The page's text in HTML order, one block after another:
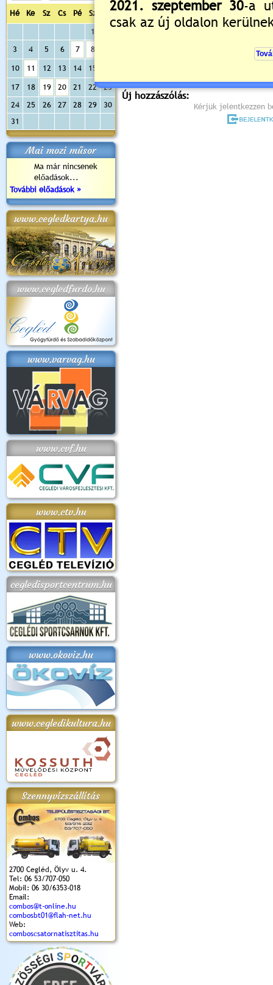
Hé Ke Sz Cs Pé Sz
Va
1
3
4 5 6 7 8
10 11 12 13 14 15
17 18 19 20 21 22
23
24
25 26 27 28 29
30
31
Mai mozi műsor
Ma már nincsenek
előadások...
További előadások »
www.cegledkartya.hu
www.cegledfurdo.hu
www.varvag.hu
www.cvf.hu
www.ctv.hu
cegledisportcentrum.hu
www.okoviz.hu
www.cegledikultura.hu
Szennyvízszállítás
2700 Cegléd, Ölyv u. 4.
Tel: 06 53/707-050
Mobil: 06 30/6353-018
Email:
combos@t-online.hu
combosbt01@flah-net.hu
Web:
comboscsatornatisztitas.hu
Értékelés: 5 /2
Új hozzászólás:
Kérjük jelentkezzen
2018.
Kossuth Toborzó
Ünnepély
Szent István Ünnepe
(2017. 08. 20.)